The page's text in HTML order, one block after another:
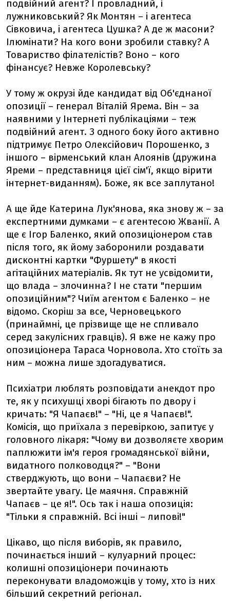
подвійний агент? І провладний, і
лужниковський? Як Монтян – і агентеса
Сівковича, і агентеса Цушка? А де ж масони?
Ілюмінати? На кого вони зробили ставку? А
Товариство філателістів? Воно – кого
фінансує? Невже Королевську?
У тому ж окрузі йде кандидат від Об'єднаної
опозиції – генерал Віталій Ярема. Він – за
наявними у Інтернеті публікаціями – теж
подвійний агент. З одного боку його активно
підтримує Петро Олексійович Порошенко, з
іншого – вірменський клан Алоянів (дружина
Яреми – представниця цієї сім'ї, якщо вірити
інтернет-виданням). Боже, як все заплутано!
А ще йде Катерина Лук'янова, яка знову ж – за
експертними думками – є агентесою Жванії. А
ще є Ігор Баленко, який опозиціонером став
після того, як йому заборонили роздавати
дисконтні картки "Фуршету" в якості
агітаційних матеріалів. Як тут не усвідомити,
що влада – злочинна? І не стати "першим
опозиційним"? Чиїм агентом є Баленко – не
відомо. Скоріш за все, Черновецького
(принаймні, це прізвище ще не спливало
серед закулісних гравців). Я вже не кажу про
опозиціонера Тараса Чорновола. Хто стоїть за
ним – можна лише здогадуватися.
Психіатри люблять розповідати анекдот про
те, як у психушці хворі бігають по двору і
кричать: "Я Чапаєв!" – "Ні, це я Чапаєв!".
Комісія, що приїхала з перевіркою, запитує у
головного лікаря: "Чому ви дозволяєте хворим
паплюжити ім'я героя громадянської війни,
видатного полководця?" – "Вони
стверджують, що вони – Чапаєви? Не
звертайте увагу. Це маячня. Справжній
Чапаєв – це я!". Ось так і наша опозиція:
"Тільки я справжній. Всі інші – липові!"
Цікаво, що після виборів, як правило,
починається інший – кулуарний процес:
колишні опозиціонери починають
переконувати владоможців у тому, хто із них
більший секретний регіонал.